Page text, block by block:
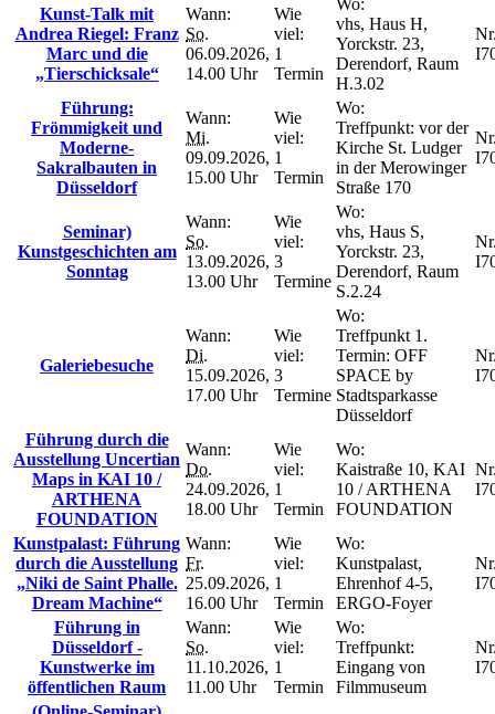
Kunst-Talk mit
Andrea Riegel: Franz
Marc und die
„Tierschicksale“
Wann:
So.
06.09.2026,
14.00 Uhr
Wie
viel:
1
Termin
vhs, Haus H,
Yorckstr. 23,
Derendorf, Raum
H.3.02
Führung:
Frömmigkeit und
Moderne-
Sakralbauten in
Düsseldorf
Wann:
Mi.
09.09.2026,
15.00 Uhr
Wie
viel:
1
Termin
Wo:
Treffpunkt: vor der
Kirche St. Ludger
in der Merowinger
Straße 170
Seminar)
Kunstgeschichten am
Sonntag
Wann:
So.
13.09.2026,
13.00 Uhr
Wie
viel:
3
Termine
Wo:
vhs, Haus S,
Yorckstr. 23,
Derendorf, Raum
S.2.24
Galeriebesuche
Wann:
Di.
15.09.2026,
17.00 Uhr
Wie
viel:
3
Termine
Wo:
Treffpunkt 1.
Termin: OFF
SPACE by
Stadtsparkasse
Düsseldorf
Führung durch die
Ausstellung Uncertian
Maps in KAI 10 /
ARTHENA
FOUNDATION
Wann:
Do.
24.09.2026,
18.00 Uhr
Wie
viel:
1
Termin
Wo:
Kaistraße 10, KAI
10 / ARTHENA
FOUNDATION
Kunstpalast: Führung
durch die Ausstellung
„Niki de Saint Phalle.
Dream Machine“
Wann:
Fr.
25.09.2026,
16.00 Uhr
Wie
viel:
1
Termin
Wo:
Kunstpalast,
Ehrenhof 4-5,
ERGO-Foyer
Führung in
Düsseldorf -
Kunstwerke im
öffentlichen Raum
Wann:
So.
11.10.2026,
11.00 Uhr
Wie
viel:
1
Termin
Wo:
Treffpunkt:
Eingang von
Filmmuseum